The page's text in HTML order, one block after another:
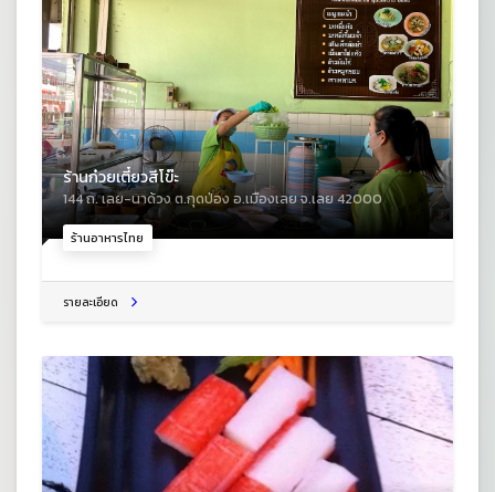
ร้านอาหารไทย
ร้านก๋วยเตี๋ยวสีโข๊ะ
144 ถ. เลย-นาด้วง ต.กุดป่อง อ.เมืองเลย จ.เลย 42000
รายละเอียด